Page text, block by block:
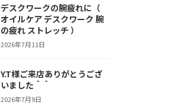
デスクワークの腕疲れに（
オイルケア デスクワーク 腕
の疲れ ストレッチ ）
2026年7月11日
Y.T様ご来店ありがとうござ
いました＾＾
2026年7月9日